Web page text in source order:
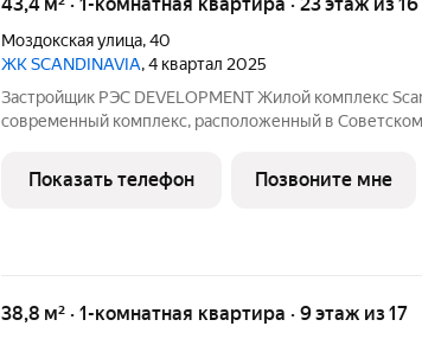
Моздокская улица,40
ЖК SCANDINAVIA, 4 квартал 2025
Застройщик РЭС DEVELOPMENT Жилой комплекс
современный комплекс, расположенный в Советском
и продуманными функциональными планировками,
подарят вам высокий
Показать телефон Позвоните мне
38,8 м² · 1-комнатная квартира · 9 этаж из 17